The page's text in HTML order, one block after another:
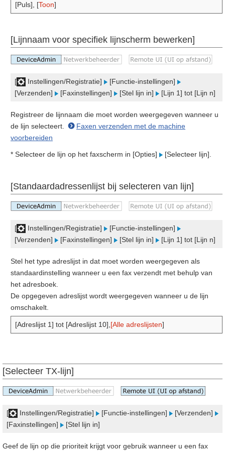
[Puls], [Toon]
[Lijnnaam voor specifiek lijnscherm bewerken]
[ Instellingen/Registratie]
[Functie-instellingen]
[Verzenden]
[Faxinstellingen] [Stel lijn in] [Lijn 1] tot [Lijn n]
Registreer de lijnnaam die moet worden weergegeven wanneer u
de lijn selecteert.
Faxen verzenden met de machine
voorbereiden
* Selecteer de lijn op het faxscherm in [Opties] [Selecteer lijn].
[Standaardadressenlijst bij selecteren van lijn]
[ Instellingen/Registratie]
[Functie-instellingen]
[Verzenden]
[Faxinstellingen] [Stel lijn in] [Lijn 1] tot [Lijn n]
Stel het type adreslijst in dat moet worden weergegeven als
standaardinstelling wanneer u een fax verzendt met behulp van
het adresboek.
De opgegeven adreslijst wordt weergegeven wanneer u de lijn
omschakelt.
[Adreslijst 1] tot [Adreslijst 10], [Alle adreslijsten]
[Selecteer TX-lijn]
[ Instellingen/Registratie] [Functie-instellingen]
[Verzenden]
[Faxinstellingen]
[Stel lijn in]
Geef de lijn op die prioriteit krijgt voor gebruik wanneer u een fax